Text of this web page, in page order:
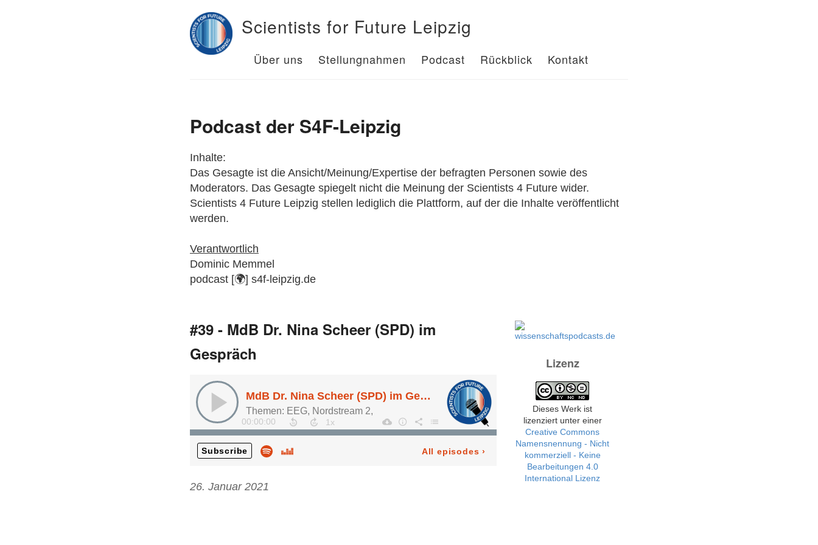
Scientists for Future Leipzig
Über uns Stellungnahmen Podcast Rückblick Kontakt
Podcast der S4F-Leipzig
Inhalte:
Das Gesagte ist die Ansicht/Meinung/Expertise der befragten Personen sowie des
Moderators. Das Gesagte spiegelt nicht die Meinung der Scientists 4 Future wider.
Scientists 4 Future Leipzig stellen lediglich die Plattform, auf der die Inhalte veröffentlicht
werden.
Verantwortlich
Dominic Memmel
podcast [🌍] s4f-leipzig.de
#39 - MdB Dr. Nina Scheer (SPD) im
Gespräch
26. Januar 2021
Lizenz
Dieses Werk ist
lizenziert unter einer
Creative Commons
Namensnennung - Nicht
kommerziell - Keine
Bearbeitungen 4.0
International Lizenz